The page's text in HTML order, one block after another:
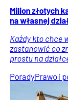
Milion złotych
na własnej
Każdy kto chce
zastanowić co
prostu na
PoradyPrawo i